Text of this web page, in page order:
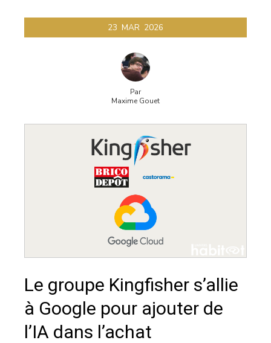
23 MAR 2026
Par
Maxime Gouet
Le groupe Kingfisher s’allie
à Google pour ajouter de
l’IA dans l’achat